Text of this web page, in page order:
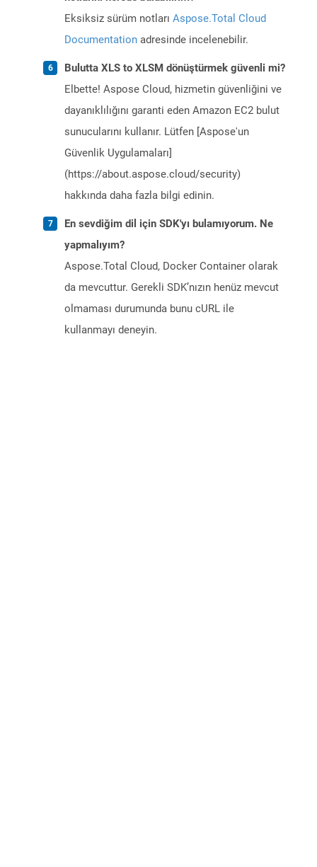
Eksiksiz sürüm notları Aspose.Total Cloud
Documentation adresinde incelenebilir.
Bulutta XLS to XLSM dönüştürmek güvenli mi?
Elbette! Aspose Cloud, hizmetin güvenliğini ve
dayanıklılığını garanti eden Amazon EC2 bulut
sunucularını kullanır. Lütfen [Aspose'un
Güvenlik Uygulamaları]
(https://about.aspose.cloud/security)
hakkında daha fazla bilgi edinin.
En sevdiğim dil için SDK'yı bulamıyorum. Ne
yapmalıyım?
Aspose.Total Cloud, Docker Container olarak
da mevcuttur. Gerekli SDK’nızın henüz mevcut
olmaması durumunda bunu cURL ile
kullanmayı deneyin.